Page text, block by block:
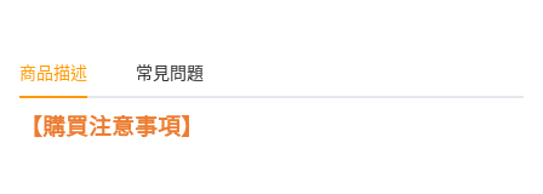
商品描述 常見問題
【購買注意事項】